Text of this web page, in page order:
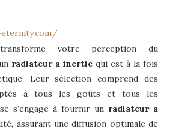
transforme votre perception du
radiateur a inertie qui est à la fois
Leur sélection comprend des
à tous les goûts et tous les
s’engage à fournir un radiateur a
assurant une diffusion optimale de